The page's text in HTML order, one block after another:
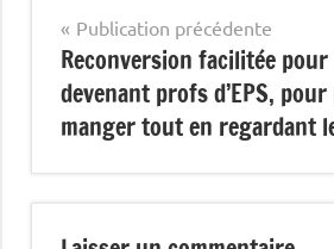
Navigation
de
l’article
Publication précédente
Reconversion facilitée
devenant profs d’EPS,
manger tout en regardant